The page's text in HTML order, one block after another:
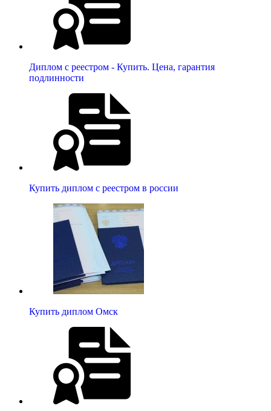
Диплом с реестром - Купить. Цена, гарантия
подлинности
Купить диплом с реестром в россии
Купить диплом Омск